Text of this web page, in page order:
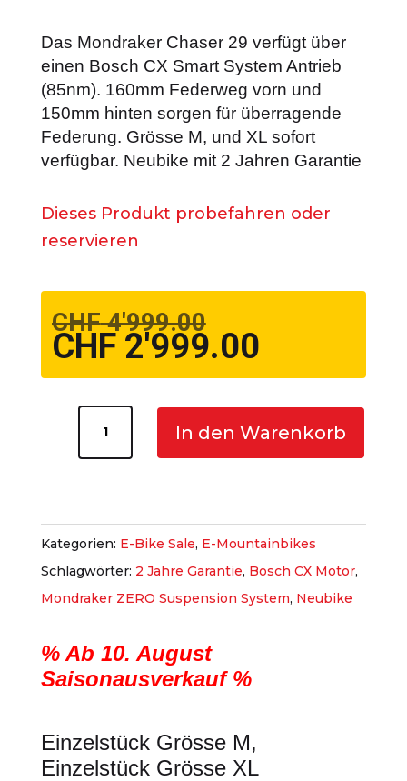
Das Mondraker Chaser 29 verfügt über
einen Bosch CX Smart System Antrieb
(85nm). 160mm Federweg vorn und
150mm hinten sorgen für überragende
Federung. Grösse M, und XL sofort
verfügbar. Neubike mit 2 Jahren Garantie
Dieses Produkt probefahren oder
reservieren
CHF4'999.00Ursprünglicher
Preis
CHF2'999.00Aktueller
CHF
Menge
In den Warenkorb
Kategorien: E-Bike Sale, E-Mountainbikes
Schlagwörter: 2 Jahre Garantie, Bosch CX Motor,
Mondraker ZERO Suspension System, Neubike
% Ab 10. August
Saisonausverkauf %
Einzelstück Grösse M,
Einzelstück Grösse XL